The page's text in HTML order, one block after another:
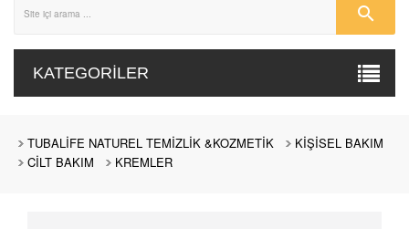
KATEGORILER
TUBALİFE NATUREL TEMİZLİK &KOZMETİK
KİŞİSEL BAKIM
CİLT BAKIM
KREMLER